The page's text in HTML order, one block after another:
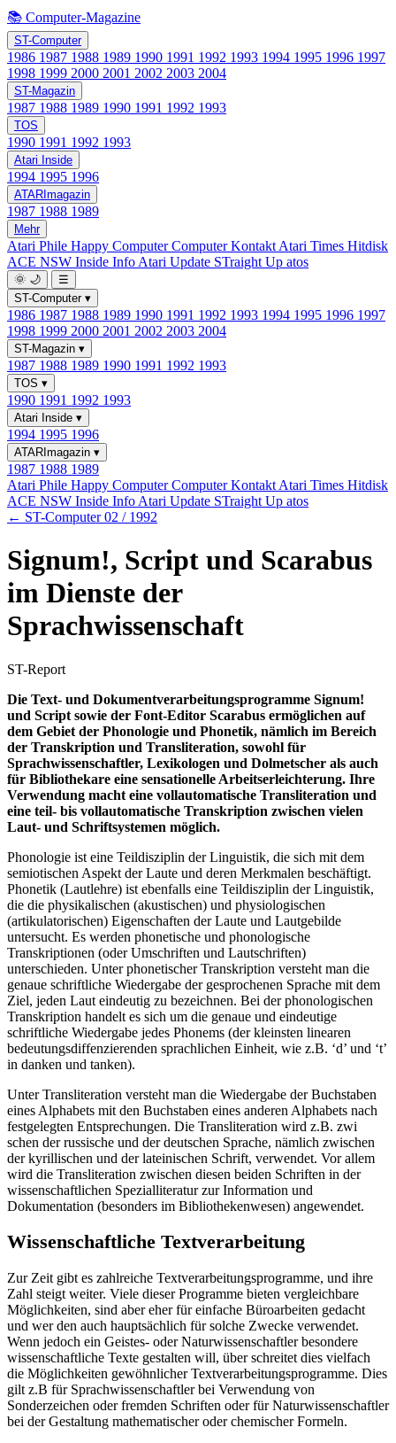
📚 Computer-Magazine
ST-Computer
1986 1987 1988 1989 1990 1991 1992 1993 1994 1995 1996 1997
1998 1999 2000 2001 2002 2003 2004
ST-Magazin
1987 1988 1989 1990 1991 1992 1993
TOS
1990 1991 1992 1993
Atari Inside
1994 1995 1996
ATARImagazin
1987 1988 1989
Mehr
Atari Phile Happy ComputerComputer Kontakt Atari Times Hitdisk
ACE NSW Inside Info Atari Update STraight Up atos
🌞 🌙
☰
ST-Computer ▾
1986 1987 1988 1989 1990 1991 1992 1993 1994 1995 1996 1997
1998 1999 2000 2001 2002 2003 2004
ST-Magazin ▾
1987 1988 1989 1990 1991 1992 1993
TOS ▾
1990 1991 1992 1993
Atari Inside ▾
1994 1995 1996
ATARImagazin ▾
1987 1988 1989
Atari Phile Happy ComputerComputer Kontakt Atari Times Hitdisk
ACE NSW Inside Info Atari Update STraight Up atos
← ST-Computer 02 / 1992
Signum!, Script und Scarabus
im Dienste der
Sprachwissenschaft
ST-Report
Die Text- und Dokumentverarbeitungsprogramme Signum!
und Script sowie der Font-Editor Scarabus ermöglichen auf
dem Gebiet der Phonologie und Phonetik, nämlich im Bereich
der Transkription und Transliteration, sowohl für
Sprachwissenschaftler, Lexikologen und Dolmetscher als auch
für Bibliothekare eine sensationelle Arbeitserleichterung. Ihre
Verwendung macht eine vollautomatische Transliteration und
eine teil- bis vollautomatische Transkription zwischen vielen
Laut- und Schriftsystemen möglich.
Phonologie ist eine Teildisziplin der Linguistik, die sich mit dem
semiotischen Aspekt der Laute und deren Merkmalen beschäftigt.
Phonetik (Lautlehre) ist ebenfalls eine Teildisziplin der Linguistik,
die die physikalischen (akustischen) und physiologischen
(artikulatorischen) Eigenschaften der Laute und Lautgebilde
untersucht. Es werden phonetische und phonologische
Transkriptionen (oder Umschriften und Lautschriften)
unterschieden. Unter phonetischer Transkription versteht man die
genaue schriftliche Wiedergabe der gesprochenen Sprache mit dem
Ziel, jeden Laut eindeutig zu bezeichnen. Bei der phonologischen
Transkription handelt es sich um die genaue und eindeutige
schriftliche Wiedergabe jedes Phonems (der kleinsten linearen
bedeutungsdiffenzierenden sprachlichen Einheit, wie z.B. ‘d’ und ‘t’
in danken und tanken).
Unter Transliteration versteht man die Wiedergabe der Buchstaben
eines Alphabets mit den Buchstaben eines anderen Alphabets nach
festgelegten Entsprechungen. Die Transliteration wird z.B. zwi
schen der russische und der deutschen Sprache, nämlich zwischen
der kyrillischen und der lateinischen Schrift, verwendet. Vor allem
wird die Transliteration zwischen diesen beiden Schriften in der
wissenschaftlichen Spezialliteratur zur Information und
Dokumentation (besonders im Bibliothekenwesen) angewendet.
Wissenschaftliche Textverarbeitung
Zur Zeit gibt es zahlreiche Textverarbeitungsprogramme, und ihre
Zahl steigt weiter. Viele dieser Programme bieten vergleichbare
Möglichkeiten, sind aber eher für einfache Büroarbeiten gedacht
und wer den auch hauptsächlich für solche Zwecke verwendet.
Wenn jedoch ein Geistes- oder Naturwissenschaftler besondere
wissenschaftliche Texte gestalten will, über schreitet dies vielfach
die Möglichkeiten gewöhnlicher Textverarbeitungsprogramme. Dies
gilt z.B für Sprachwissenschaftler bei Verwendung von
Sonderzeichen oder fremden Schriften oder für Naturwissenschaftler
bei der Gestaltung mathematischer oder chemischer Formeln.